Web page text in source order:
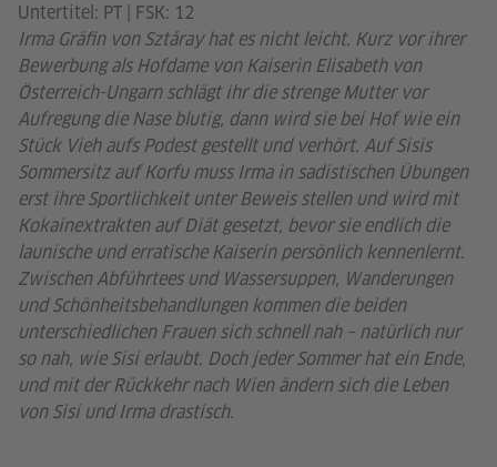
Untertitel: PT | FSK: 12
Irma Gräfin von Sztáray hat es nicht leicht. Kurz vor ihrer
Bewerbung als Hofdame von Kaiserin Elisabeth von
Österreich-Ungarn schlägt ihr die strenge Mutter vor
Aufregung die Nase blutig, dann wird sie bei Hof wie ein
Stück Vieh aufs Podest gestellt und verhört. Auf Sisis
Sommersitz auf Korfu muss Irma in sadistischen Übungen
erst ihre Sportlichkeit unter Beweis stellen und wird mit
Kokainextrakten auf Diät gesetzt, bevor sie endlich die
launische und erratische Kaiserin persönlich kennenlernt.
Zwischen Abführtees und Wassersuppen, Wanderungen
und Schönheitsbehandlungen kommen die beiden
unterschiedlichen Frauen sich schnell nah – natürlich nur
so nah, wie Sisi erlaubt. Doch jeder Sommer hat ein Ende,
und mit der Rückkehr nach Wien ändern sich die Leben
von Sisi und Irma drastisch.